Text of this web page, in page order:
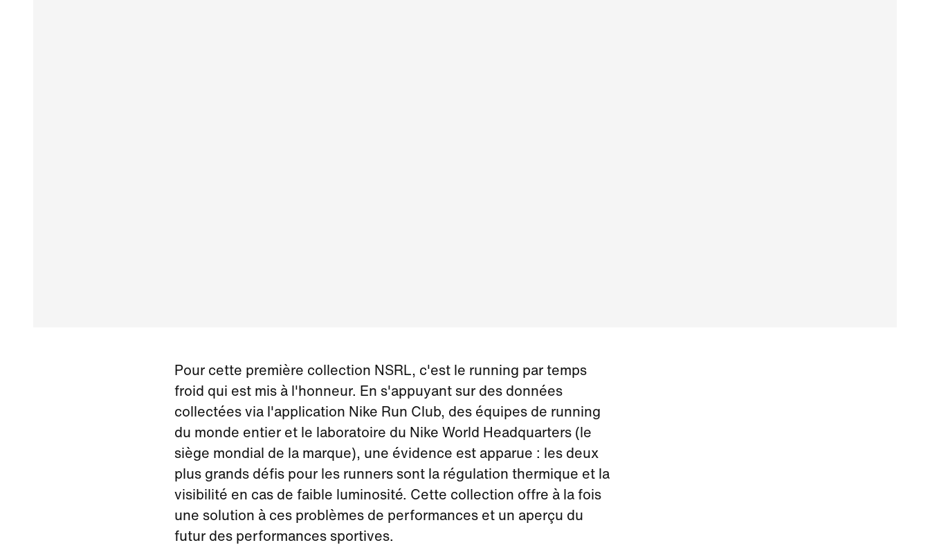
Pour cette première collection NSRL, c'est le running par temps
froid qui est mis à l'honneur. En s'appuyant sur des données
collectées via l'application Nike Run Club, des équipes de running
du monde entier et le laboratoire du Nike World Headquarters (le
siège mondial de la marque), une évidence est apparue : les deux
plus grands défis pour les runners sont la régulation thermique et la
visibilité en cas de faible luminosité. Cette collection offre à la fois
une solution à ces problèmes de performances et un aperçu du
futur des performances sportives.